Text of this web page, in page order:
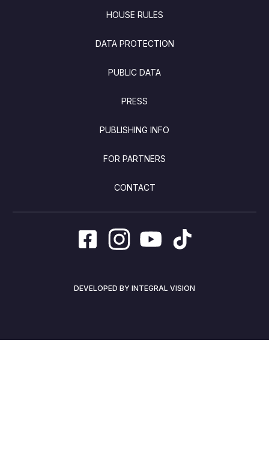
HOUSE RULES
DATA PROTECTION
PUBLIC DATA
PRESS
PUBLISHING INFO
FOR PARTNERS
CONTACT
DEVELOPED BY INTEGRAL VISION